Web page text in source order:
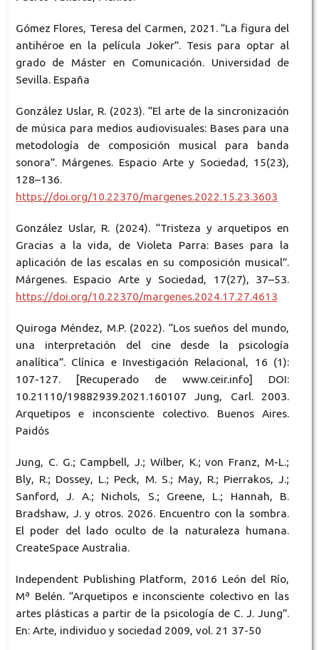
Gómez Flores, Teresa del Carmen, 2021. “La figura del
antihéroe en la película Joker”. Tesis para optar al
grado de Máster en Comunicación. Universidad de
Sevilla. España
González Uslar, R. (2023). “El arte de la sincronización
de música para medios audiovisuales: Bases para una
metodología de composición musical para banda
sonora”. Márgenes. Espacio Arte y Sociedad, 15(23),
128–136.
https://doi.org/10.22370/margenes.2022.15.23.3603
González Uslar, R. (2024). “Tristeza y arquetipos en
Gracias a la vida, de Violeta Parra: Bases para la
aplicación de las escalas en su composición musical”.
Márgenes. Espacio Arte y Sociedad, 17(27), 37–53.
https://doi.org/10.22370/margenes.2024.17.27.4613
Quiroga Méndez, M.P. (2022). “Los sueños del mundo,
una interpretación del cine desde la psicología
analítica”. Clínica e Investigación Relacional, 16 (1):
107-127. [Recuperado de www.ceir.info] DOI:
10.21110/19882939.2021.160107 Jung, Carl. 2003.
Arquetipos e inconsciente colectivo. Buenos Aires.
Paidós
Jung, C. G.; Campbell, J.; Wilber, K.; von Franz, M-L.;
Bly, R.; Dossey, L.; Peck, M. S.; May, R.; Pierrakos, J.;
Sanford, J. A.; Nichols, S.; Greene, L.; Hannah, B.
Bradshaw, J. y otros. 2026. Encuentro con la sombra.
El poder del lado oculto de la naturaleza humana.
CreateSpace Australia.
Independent Publishing Platform, 2016 León del Río,
Mª Belén. “Arquetipos e inconsciente colectivo en las
artes plásticas a partir de la psicología de C. J. Jung”.
En: Arte, individuo y sociedad 2009, vol. 21 37-50